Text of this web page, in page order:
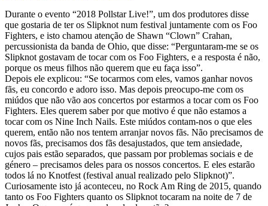
Durante o evento “2018 Pollstar Live!”, um dos produtores disse
que gostaria de ter os Slipknot num festival juntamente com os Foo
Fighters, e isto chamou atenção de Shawn “Clown” Crahan,
percussionista da banda de Ohio, que disse: “Perguntaram-me se os
Slipknot gostavam de tocar com os Foo Fighters, e a resposta é não,
porque os meus filhos não querem que eu faça isso”.
Depois ele explicou: “Se tocarmos com eles, vamos ganhar novos
fãs, eu concordo e adoro isso. Mas depois preocupo-me com os
miúdos que não vão aos concertos por estarmos a tocar com os Foo
Fighters. Eles querem saber por que motivo é que não estamos a
tocar com os Nine Inch Nails. Este miúdos contam-nos o que eles
querem, então não nos tentem arranjar novos fãs. Não precisamos de
novos fãs, precisamos dos fãs desajustados, que tem ansiedade,
cujos pais estão separados, que passam por problemas sociais e de
género – precisamos deles para os nossos concertos. E eles estarão
todos lá no Knotfest (festival anual realizado pelo Slipknot)”.
Curiosamente isto já aconteceu, no Rock Am Ring de 2015, quando
tanto os Foo Fighters quanto os Slipknot tocaram na noite de 7 de